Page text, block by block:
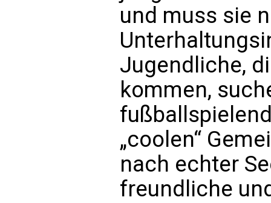
und muss sie
Jugendliche,
kommen,
„coolen“
nach echter
freundliche